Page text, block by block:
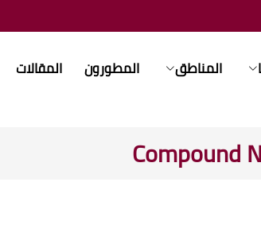
المناطق المطورون المقالات